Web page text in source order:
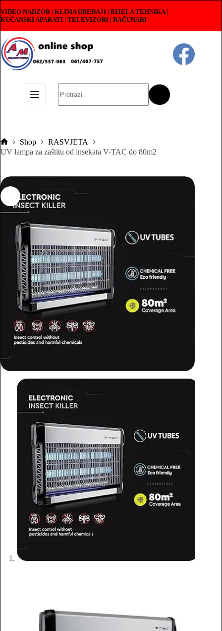
to
content
VIDEO NADZOR | KLIMA UREĐAJI | BIJELA TEHNIKA |
KUĆANSKI APARATI | TELEVIZORI | RAČUNARI
results
Pocetna
Shop
RASVJETA
UV lampa za zaštitu od insekata V-TAC do 80m2